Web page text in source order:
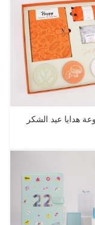
هدايا عيد الشكر